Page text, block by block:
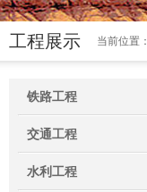
工程展示 当前位置：
铁路工程
交通工程
水利工程